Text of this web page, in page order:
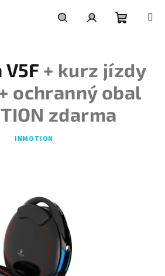
košík
+ kurz jízdy
ochranný obal
zdarma
INMOTION